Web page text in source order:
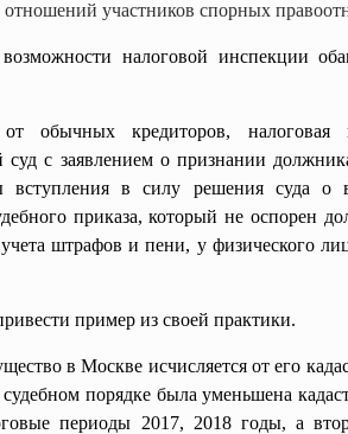
отношений участников спорных
налоговой инспекции
обычных кредиторов, налоговая
суд с заявлением о признании
вступления в силу решения суда о
приказа, который не оспорен
штрафов и пени, у физического
пример из своей практики.
в Москве исчисляется от его
судебном порядке была уменьшена
периоды 2017, 2018 годы, а